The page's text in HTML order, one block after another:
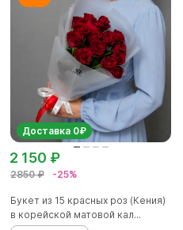
Доставка 0₽
2850 ₽ -25%
2 150 ₽
Букет из 15 красных роз (Кения)
в корейской матовой кал...